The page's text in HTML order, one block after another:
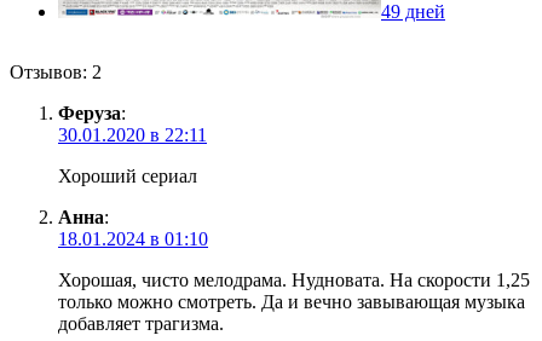
49 дней
Отзывов: 2
Феруза:
30.01.2020 в 22:11
Хороший сериал
Анна:
18.01.2024 в 01:10
Хорошая, чисто мелодрама. Нудновата. На скорости 1,25
только можно смотреть. Да и вечно завывающая музыка
добавляет трагизма.